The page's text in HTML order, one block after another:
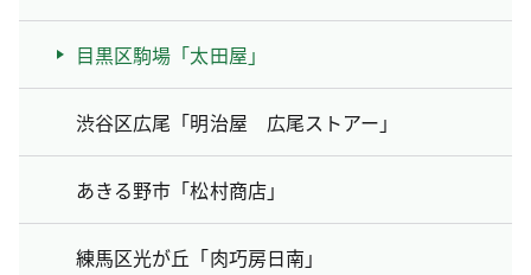
目黒区駒場「太田屋」
渋谷区広尾「明治屋 広尾ストアー」
あきる野市「松村商店」
練馬区光が丘「肉巧房日南」